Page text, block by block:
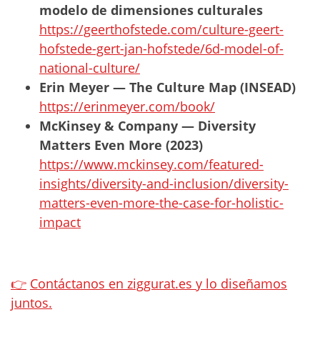
modelo de dimensiones culturales
https://geerthofstede.com/culture-geert-
hofstede-gert-jan-hofstede/6d-model-of-
national-culture/
Erin Meyer — The Culture Map (INSEAD)
https://erinmeyer.com/book/
McKinsey & Company — Diversity
Matters Even More (2023)
https://www.mckinsey.com/featured-
insights/diversity-and-inclusion/diversity-
matters-even-more-the-case-for-holistic-
impact
👉 Contáctanos en ziggurat.es y lo diseñamos
juntos.